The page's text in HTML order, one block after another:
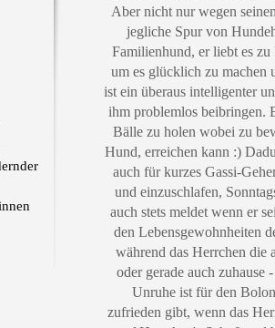
Aber nicht nur wegen
jegliche Spur von
Familienhund, er liebt es zu
um es glücklich zu machen
ist ein überaus intelligenter
ihm problemlos beibringen.
Bälle zu holen wobei zu
Hund, erreichen kann :)
auch für kurzes Gassi-
und einzuschlafen,
auch stets meldet wenn er
den Lebensgewohnheiten
während das Herrchen die
oder gerade auch
Unruhe ist für den
zufrieden gibt, wenn das